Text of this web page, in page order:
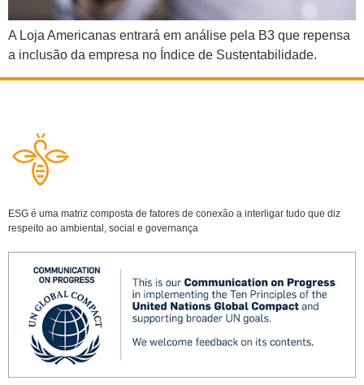
A Loja Americanas entrará em análise pela B3 que repensa
a inclusão da empresa no Índice de Sustentabilidade.
ESG é uma matriz composta de fatores de conexão a interligar tudo que diz
respeito ao ambiental, social e governança